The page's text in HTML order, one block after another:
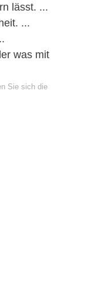
lässt. ...
...
was mit
Sie sich die